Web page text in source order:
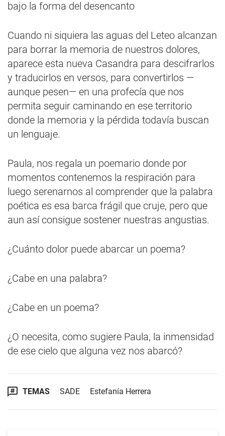
bajo la forma del desencanto
Cuando ni siquiera las aguas del Leteo alcanzan
para borrar la memoria de nuestros dolores,
aparece esta nueva Casandra para descifrarlos
y traducirlos en versos, para convertirlos —
aunque pesen— en una profecía que nos
permita seguir caminando en ese territorio
donde la memoria y la pérdida todavía buscan
un lenguaje.
Paula, nos regala un poemario donde por
momentos contenemos la respiración para
luego serenarnos al comprender que la palabra
poética es esa barca frágil que cruje, pero que
aun así consigue sostener nuestras angustias.
¿Cuánto dolor puede abarcar un poema?
¿Cabe en una palabra?
¿Cabe en un poema?
¿O necesita, como sugiere Paula, la inmensidad
de ese cielo que alguna vez nos abarcó?
TEMAS SADE Estefanía Herrera